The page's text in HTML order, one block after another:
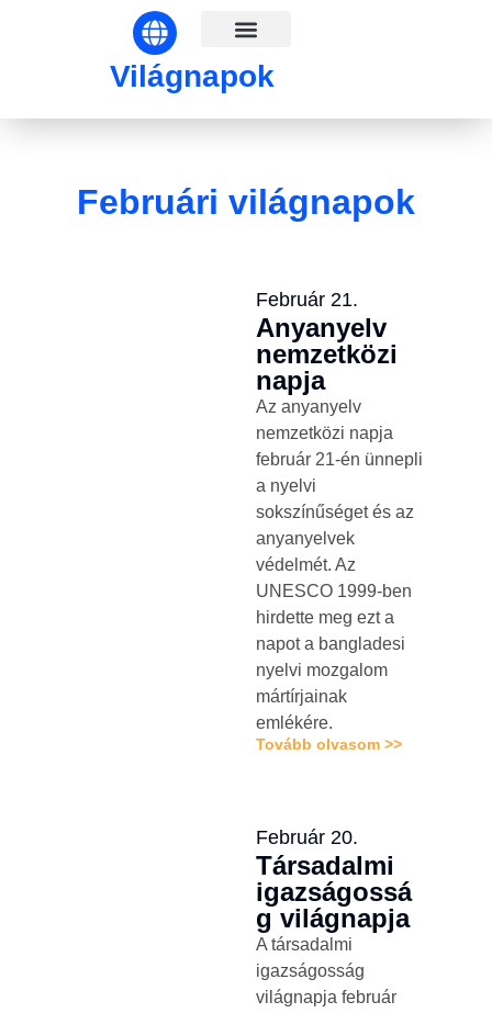
Világnapok
Februári világnapok
Február 21.
Anyanyelv
nemzetközi
napja
Az anyanyelv
nemzetközi napja
február 21-én ünnepli
a nyelvi
sokszínűséget és az
anyanyelvek
védelmét. Az
UNESCO 1999-ben
hirdette meg ezt a
napot a bangladesi
nyelvi mozgalom
mártírjainak
emlékére.
Tovább olvasom >>
Február 20.
Társadalmi
igazságossá
g világnapja
A társadalmi
igazságosság
világnapja február